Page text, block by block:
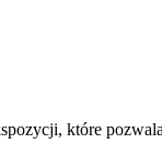
które